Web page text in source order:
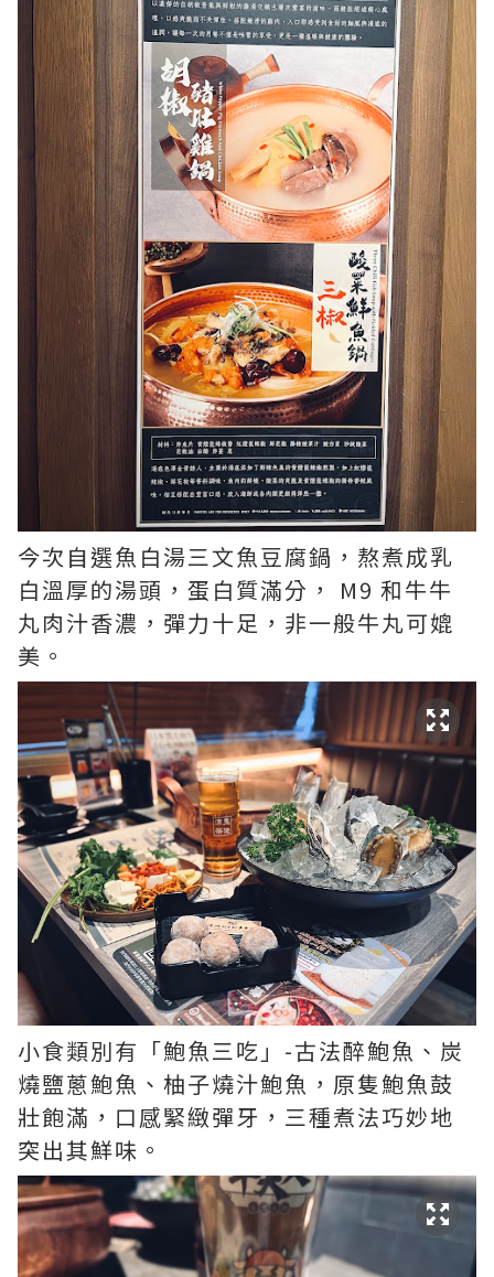
今次自選魚白湯三文魚豆腐鍋，熬煮成乳
白溫厚的湯頭，蛋白質滿分， M9 和牛牛
丸肉汁香濃，彈力十足，非一般牛丸可媲
美。
小食類別有「鮑魚三吃」-古法醉鮑魚、炭
燒鹽蔥鮑魚、柚子燒汁鮑魚，原隻鮑魚鼓
壯飽滿，口感緊緻彈牙，三種煮法巧妙地
突出其鮮味。